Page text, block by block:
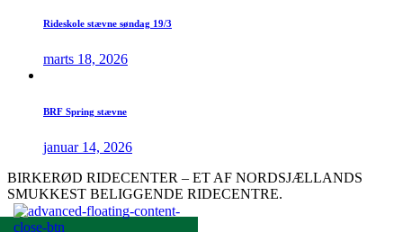
Rideskole stævne søndag 19/3
marts 18, 2026
BRF Spring stævne
januar 14, 2026
BIRKERØD RIDECENTER – ET AF NORDSJÆLLANDS
SMUKKEST BELIGGENDE RIDECENTRE.
Hvor bor vi?